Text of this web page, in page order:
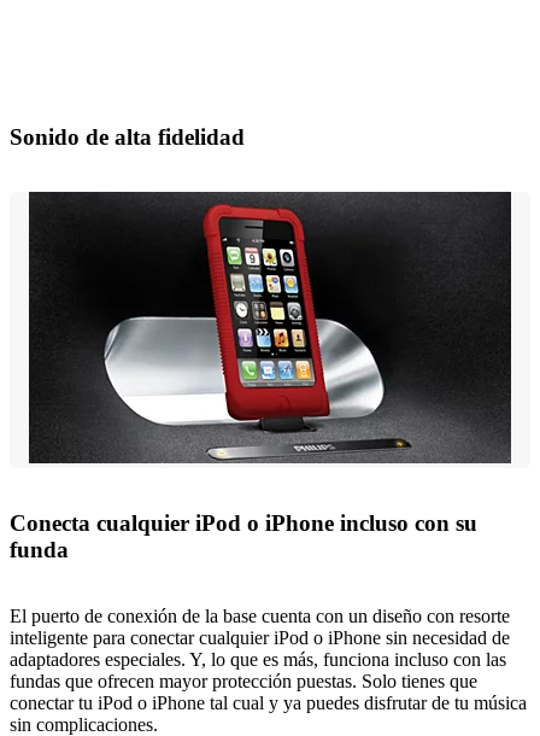
Sonido de alta fidelidad
Conecta cualquier iPod o iPhone incluso con su
funda
El puerto de conexión de la base cuenta con un diseño con resorte
inteligente para conectar cualquier iPod o iPhone sin necesidad de
adaptadores especiales. Y, lo que es más, funciona incluso con las
fundas que ofrecen mayor protección puestas. Solo tienes que
conectar tu iPod o iPhone tal cual y ya puedes disfrutar de tu música
sin complicaciones.